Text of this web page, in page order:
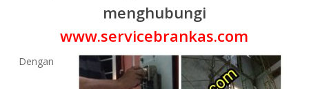
menghubungi
www.servicebrankas.com
Dengan